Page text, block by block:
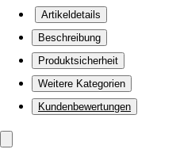
Artikeldetails
Beschreibung
Produktsicherheit
Weitere Kategorien
Kundenbewertungen